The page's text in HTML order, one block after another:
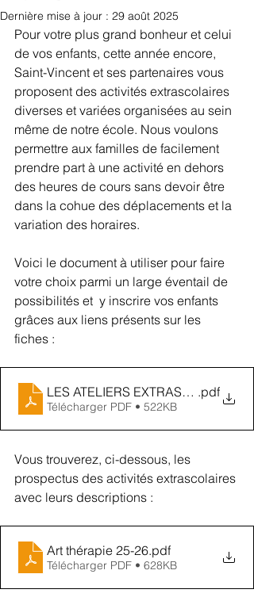
Dernière mise à jour : 29 août 2025
Pour votre plus grand bonheur et celui
de vos enfants, cette année encore,
Saint-Vincent et ses partenaires vous
proposent des activités extrascolaires
diverses et variées organisées au sein
même de notre école. Nous voulons
permettre aux familles de facilement
prendre part à une activité en dehors
des heures de cours sans devoir être
dans la cohue des déplacements et la
variation des horaires.
Voici le document à utiliser pour faire
votre choix parmi un large éventail de
possibilités et  y inscrire vos enfants
grâces aux liens présents sur les
fiches :
LES ATELIERS EXTRASCOLAIRES
.pdf
Télécharger PDF • 522KB
Vous trouverez, ci-dessous, les
prospectus des activités extrascolaires
avec leurs descriptions :
Art thérapie 25-26.pdf
Télécharger PDF • 628KB